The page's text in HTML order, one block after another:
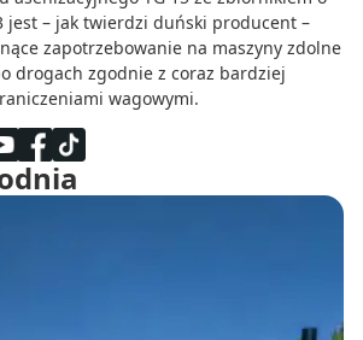
jest – jak twierdzi duński producent –
zapotrzebowanie na maszyny zdolne
drogach zgodnie z coraz bardziej
wagowymi.